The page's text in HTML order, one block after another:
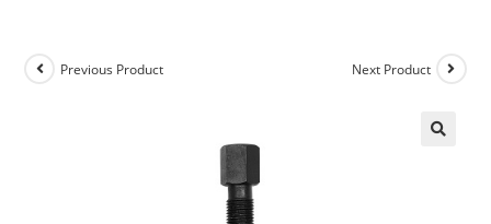
Previous Product Next Product